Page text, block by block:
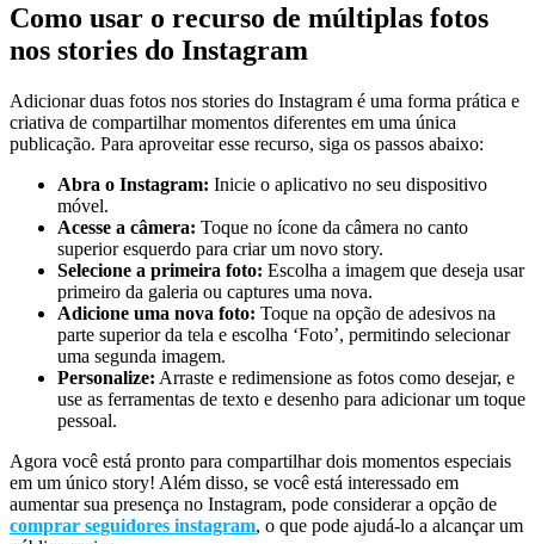
Como usar o recurso de múltiplas ‍fotos
nos⁢ stories⁢ do Instagram
Adicionar⁤ duas​ fotos nos stories do Instagram é uma forma‍ prática e⁤
criativa ⁣de compartilhar ⁤momentos diferentes em uma única
publicação. Para aproveitar ⁤esse recurso, siga os passos abaixo:
Abra o Instagram: Inicie o aplicativo no seu ⁣dispositivo
móvel.
Acesse a câmera: Toque​ no ​ícone da câmera no canto
superior ​esquerdo para criar um novo story.
Selecione a primeira foto: Escolha a ⁤imagem que deseja⁢ usar
primeiro ​da ‌galeria ou ​captures uma‌ nova.
Adicione uma nova foto: Toque ‍na opção de adesivos na
‌parte ⁢superior da tela‍ e⁢ escolha ⁣‘Foto’, permitindo selecionar
uma segunda imagem.
Personalize: Arraste e redimensione as ‍fotos ‌como desejar, e
use as⁣ ferramentas de texto e desenho para adicionar‌ um toque
pessoal.
Agora⁢ você está pronto⁤ para compartilhar dois momentos‍ especiais‌
em um‌ único story!⁤ Além disso,⁤ se você está interessado em
aumentar sua presença no ⁤Instagram, pode‍ considerar a opção de
comprar ⁤seguidores instagram, o que ⁣pode ⁢ajudá-lo‌ a alcançar ⁤um